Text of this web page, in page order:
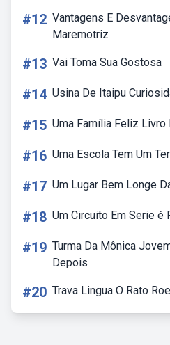
#12 Vantagens E
Maremotriz
#13 Vai Toma Sua Gostosa
#14 Usina De Itaipu
#15 Uma Família Feliz Livro
#16 Uma Escola Tem Um
#17 Um Lugar Bem Longe
#18 Um Circuito Em Serie é
#19 Turma Da Mônica
Depois
#20 Trava Lingua O Rato